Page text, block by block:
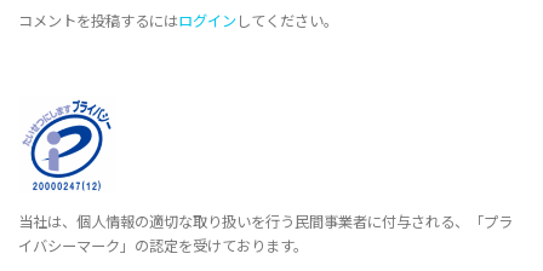
コメントを投稿するにはログイン してください。
当社は、個人情報の適切な取り扱いを行う民間事業者に付与される、「プラ
イバシーマーク」の認定を受けております。